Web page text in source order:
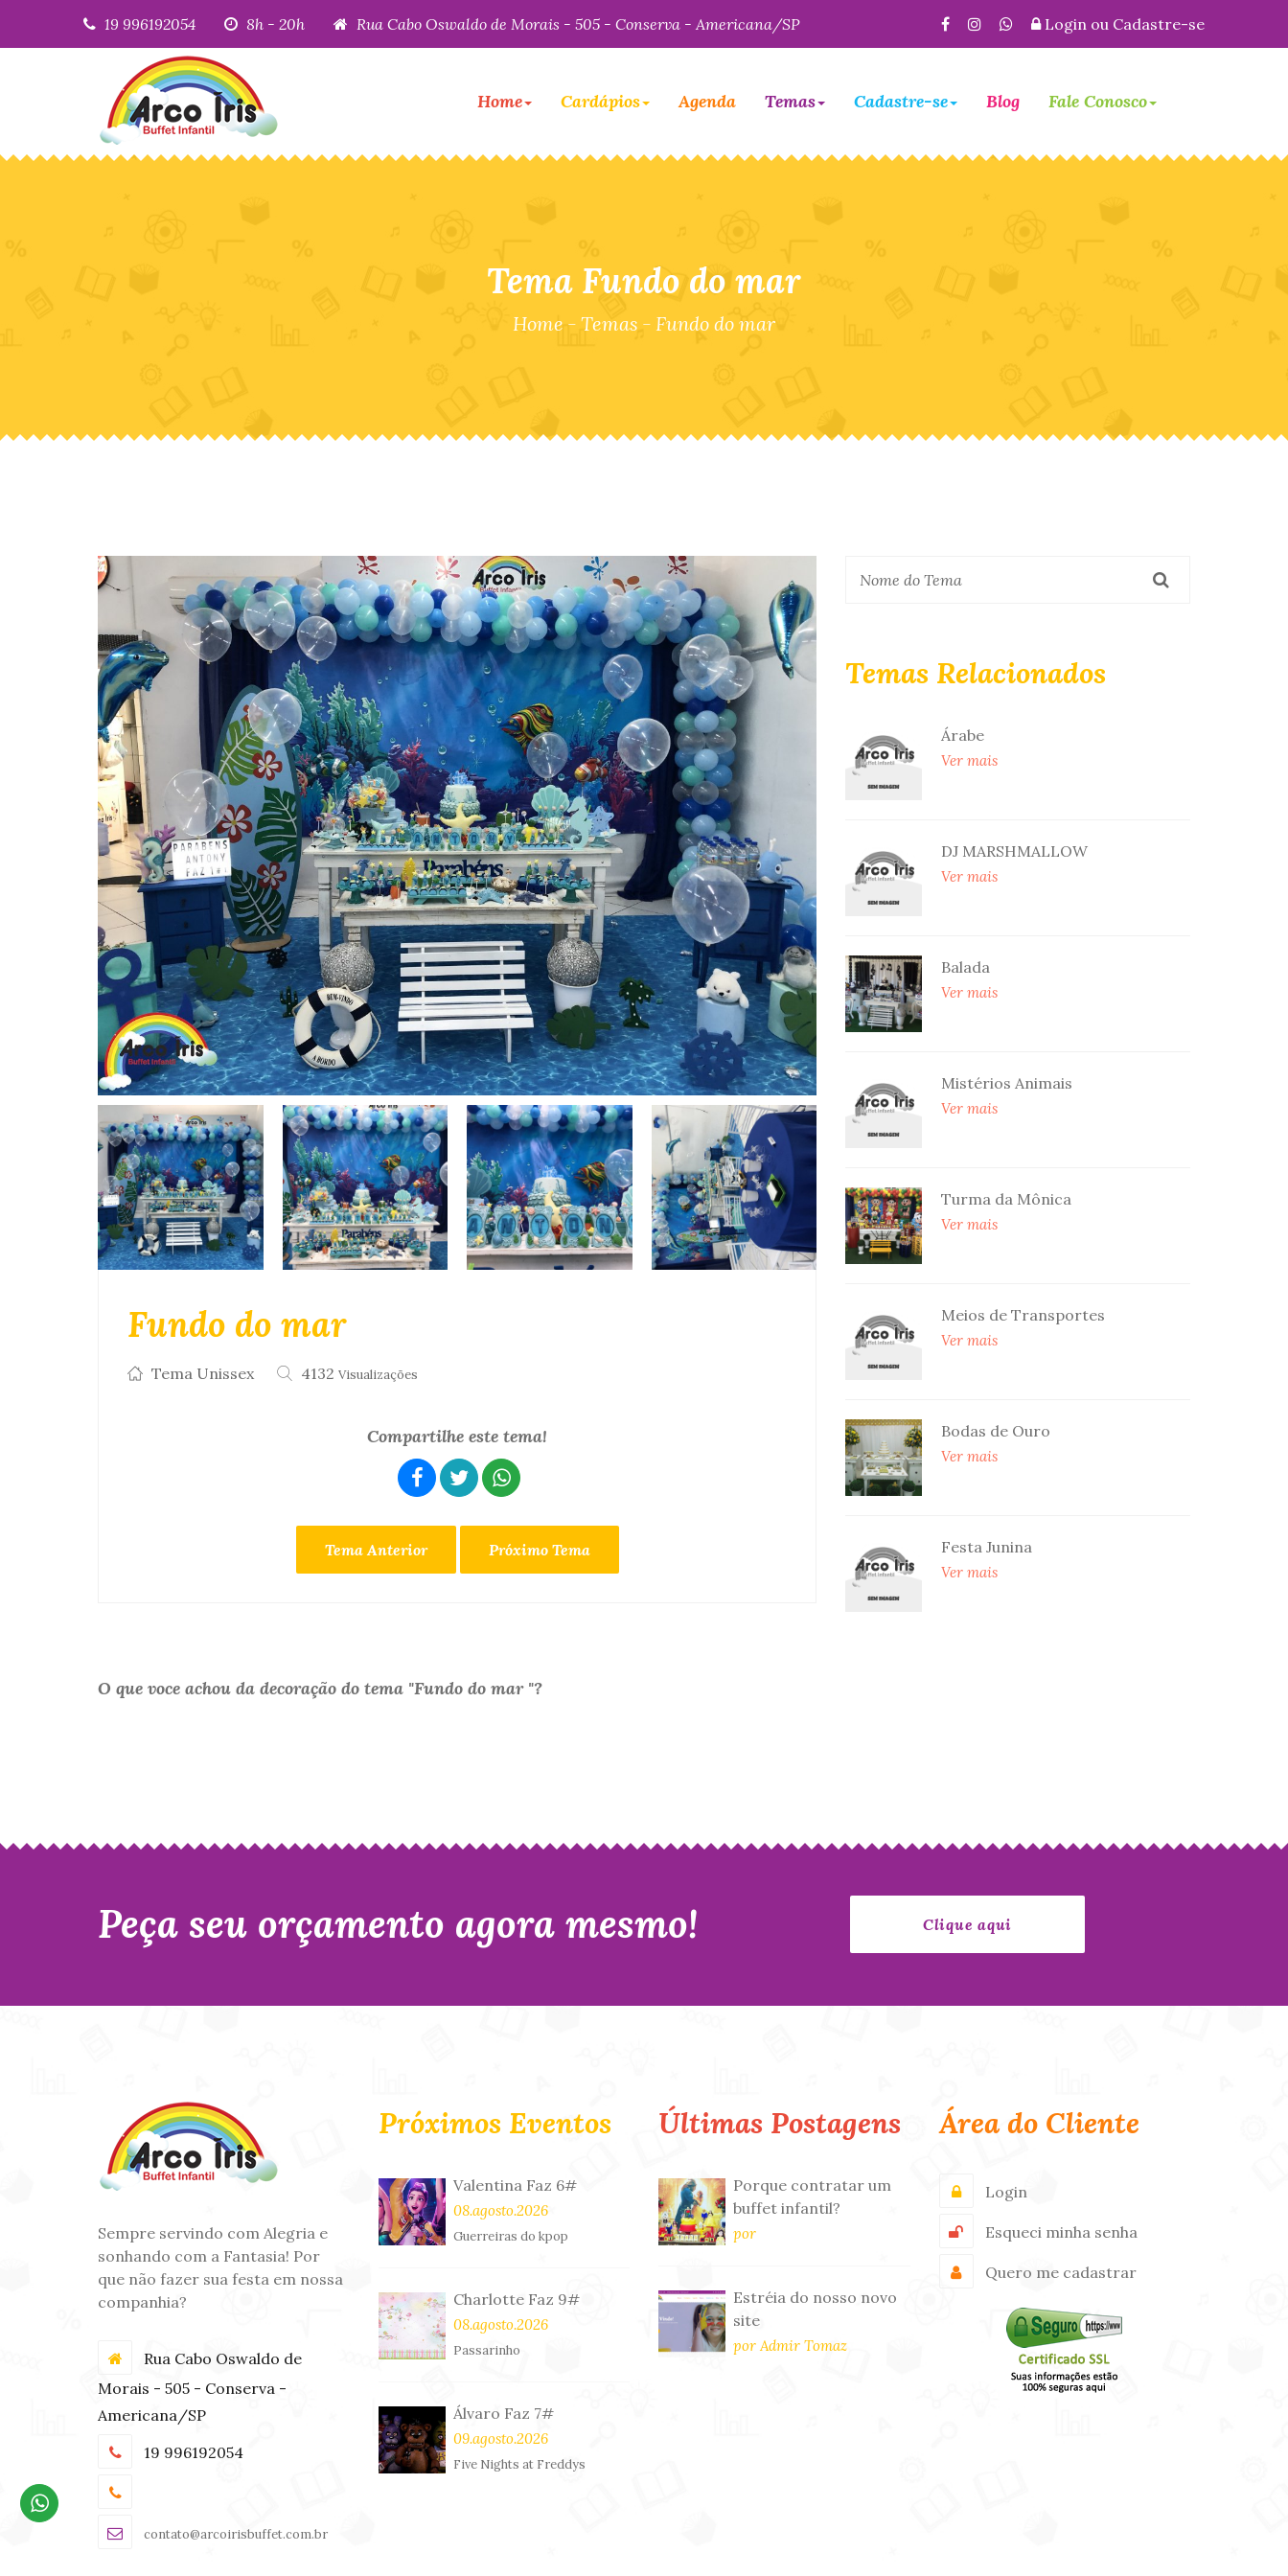
19 996192054 8h - 20h Rua Cabo Oswaldo de Morais - 505 - Conserva - Americana/SP Login ou Cadastre-se
Home Cardápios Agenda Temas Cadastre-se Blog Fale Conosco
Tema Fundo do mar
Home - Temas - Fundo do mar
Fundo do mar
Tema Unissex 4132 Visualizações
Compartilhe este tema!
Tema Anterior Próximo Tema
O que voce achou da decoração do tema "Fundo do mar "?
Temas Relacionados
Árabe
Ver mais
DJ MARSHMALLOW
Ver mais
Balada
Ver mais
Mistérios Animais
Ver mais
Turma da Mônica
Ver mais
Meios de Transportes
Ver mais
Bodas de Ouro
Ver mais
Festa Junina
Ver mais
Peça seu orçamento agora mesmo!
Sempre servindo com Alegria e
sonhando com a Fantasia! Por
que não fazer sua festa em nossa
companhia?
Rua Cabo Oswaldo de
Morais - 505 - Conserva -
Americana/SP
19 996192054
contato@arcoirisbuffet.com.br
Próximos Eventos
Valentina Faz 6#
08.agosto.2026
Guerreiras do kpop
Charlotte Faz 9#
08.agosto.2026
Passarinho
Álvaro Faz 7#
09.agosto.2026
Five Nights at Freddys
Últimas Postagens
Porque contratar um
buffet infantil?
por
Estréia do nosso novo
site
por Admir Tomaz
Área do Cliente
Login
Esqueci minha senha
Quero me cadastrar